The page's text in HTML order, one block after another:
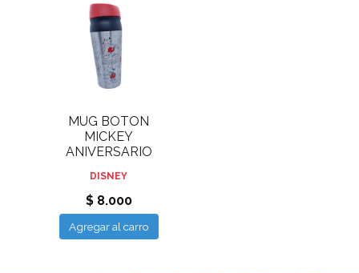
MUG BOTON
MICKEY
ANIVERSARIO
DISNEY
$ 8.000
Agregar al carro